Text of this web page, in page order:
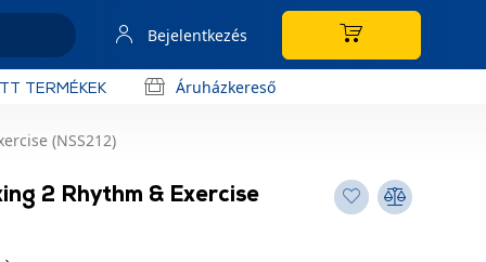
Bejelentkezés
TERMÉKEK Áruházkereső
(NSS212)
2 Rhythm & Exercise